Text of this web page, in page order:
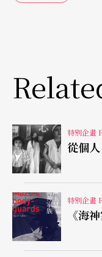
陳玉慧劇中的「
片刻」，卻恰恰
台灣劇場導演名人
一次次用安靜，累
一九八七年的夏天
館」（編按：現
玉慧的戲，那是描
特別企畫
從個
特別企畫